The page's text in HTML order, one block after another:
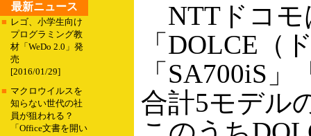
最新ニュース
■ レゴ、小学生向け
プログラミング教
材「WeDo 2.0」発
売
[2016/01/29]
■ マクロウイルスを
知らない世代の社
員が狙われる？
「Office文書を開い
NTTドコモ
「DOLCE（
「SA700iS
合計5モデル